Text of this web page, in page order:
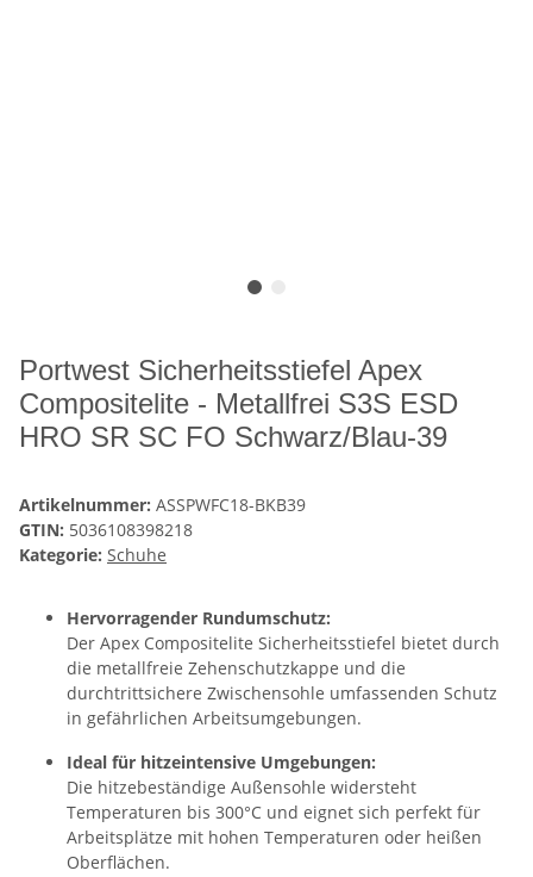
Portwest Sicherheitsstiefel Apex
Compositelite - Metallfrei S3S ESD
HRO SR SC FO Schwarz/Blau-39
Artikelnummer: ASSPWFC18-BKB39
GTIN: 5036108398218
Kategorie: Schuhe
Hervorragender Rundumschutz:
Der Apex Compositelite Sicherheitsstiefel bietet durch
die metallfreie Zehenschutzkappe und die
durchtrittsichere Zwischensohle umfassenden Schutz
in gefährlichen Arbeitsumgebungen.
Ideal für hitzeintensive Umgebungen:
Die hitzebeständige Außensohle widersteht
Temperaturen bis 300°C und eignet sich perfekt für
Arbeitsplätze mit hohen Temperaturen oder heißen
Oberflächen.